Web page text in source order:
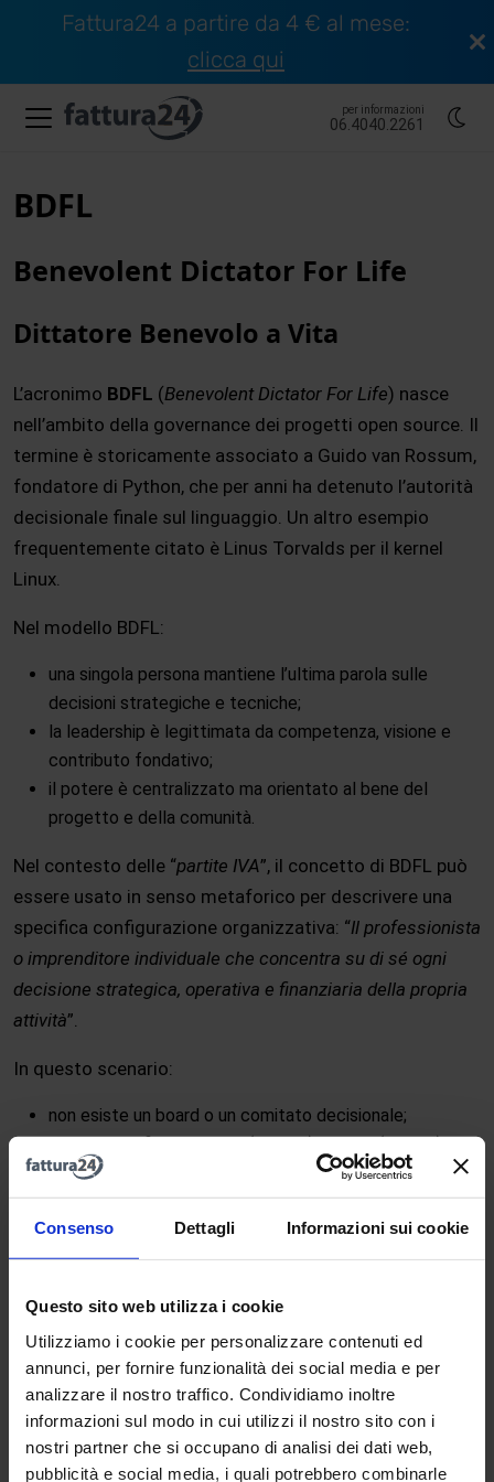
Consenso Dettagli Informazioni sui cookie
Questo sito web utilizza i cookie
Utilizziamo i cookie per personalizzare contenuti ed
annunci, per fornire funzionalità dei social media e per
analizzare il nostro traffico. Condividiamo inoltre
informazioni sul modo in cui utilizzi il nostro sito con i
nostri partner che si occupano di analisi dei dati web,
pubblicità e social media, i quali potrebbero combinarle
Fattura24 a partire da 4 € al mese:
clicca qui
per informazioni
06.4040.2261
BDFL
Benevolent Dictator For Life
Dittatore Benevolo a Vita
L’acronimo BDFL (Benevolent Dictator For Life) nasce
nell’ambito della governance dei progetti open source. Il
termine è storicamente associato a Guido van Rossum,
fondatore di Python, che per anni ha detenuto l’autorità
decisionale finale sul linguaggio. Un altro esempio
frequentemente citato è Linus Torvalds per il kernel
Linux.
Nel modello BDFL:
una singola persona mantiene l’ultima parola sulle
decisioni strategiche e tecniche;
la leadership è legittimata da competenza, visione e
contributo fondativo;
il potere è centralizzato ma orientato al bene del
progetto e della comunità.
Nel contesto delle “partite IVA”, il concetto di BDFL può
essere usato in senso metaforico per descrivere una
specifica configurazione organizzativa: “Il professionista
o imprenditore individuale che concentra su di sé ogni
decisione strategica, operativa e finanziaria della propria
attività”.
In questo scenario:
non esiste un board o un comitato decisionale;
il titolare definiscevision(visione),prezzo(pricing),
ositioning (
) e processi;
le responsabilità sono interamente accentrate.
consulenti indipendenti;
micro-imprenditori senza struttura societaria.
I vantaggi di una struttura del genere sono, ad esempio,
la rapidità decisionale, la coerenza strategica, l’assenza